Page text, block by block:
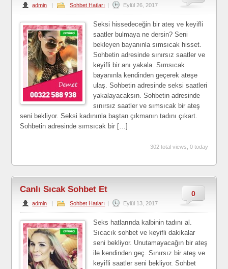
admin | Sohbet Hatları | Eylül 26, 2017
Seksi hissedeceğin bir ateş ve keyifli
saatler bulmaya ne dersin? Seni
bekleyen bayanınla sımsıcak hisset.
Sohbetin adresinde sınırsız saatler ve
keyifli bir anı yakala. Sımsıcak
bayanınla kendinden geçerek ateşe
ulaş. Sohbetin adresinde seksi saatleri
yakalayacaksın. Sohbetin adresinde
sınırsız saatler ve sımsıcak bir ateş
seni bekliyor. Seksi kadınınla baştan çıkmanın tadını çıkart.
Sohbetin adresinde sımsıcak bir […]
302 total views, 0 today
0
Canlı Sıcak Sohbet Et
admin | Sohbet Hatları | Eylül 13, 2017
Seks hatlarında kalbinin tadını al.
Sıcacık sohbet ve keyifli dakikalar
seni bekliyor. Unutamayacağın bir ateş
ile kendinden geç. Sınırsız bir ateş ve
keyifli saatler seni bekliyor. Sohbet